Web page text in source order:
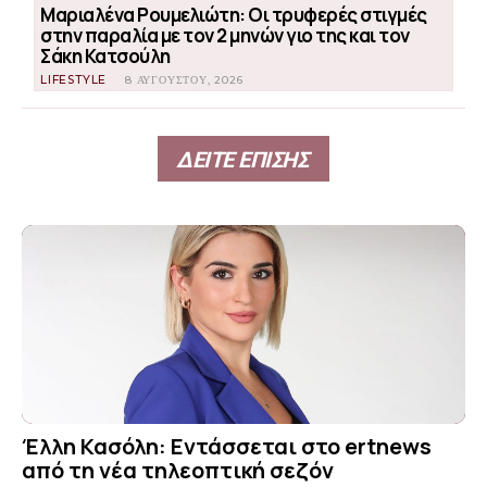
Μαριαλένα Ρουμελιώτη: Οι τρυφερές στιγμές
στην παραλία με τον 2 μηνών γιο της και τον
Σάκη Κατσούλη
LIFESTYLE 8 ΑΥΓΟΎΣΤΟΥ, 2026
ΔΕΙΤΕ ΕΠΙΣΗΣ
Έλλη Κασόλη: Εντάσσεται στο ertnews
από τη νέα τηλεοπτική σεζόν